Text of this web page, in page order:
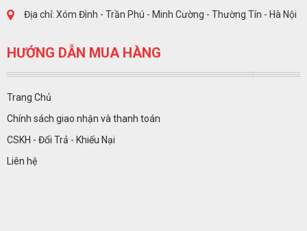
Địa chỉ: Xóm Đình - Trần Phú - Minh Cường - Thường Tín - Hà Nội
HƯỚNG DẪN MUA HÀNG
Trang Chủ
Chính sách giao nhận và thanh toán
CSKH - Đổi Trả - Khiếu Nại
Liên hệ